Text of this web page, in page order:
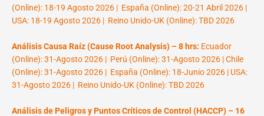
(Online): 18-19 Agosto 2026 | España (Online): 20-21 Abril 2026 |
USA: 18-19 Agosto 2026 | Reino Unido-UK (Online): TBD 2026
Análisis Causa Raíz (Cause Root Analysis) – 8 hrs: Ecuador
(Online): 31-Agosto 2026 | Perú (Online): 31-Agosto 2026 | Chile
(Online): 31-Agosto 2026 | España (Online): 18-Junio 2026 | USA:
31-Agosto 2026 | Reino Unido-UK (Online): TBD 2026
Análisis de Peligros y Puntos Críticos de Control (HACCP) – 16